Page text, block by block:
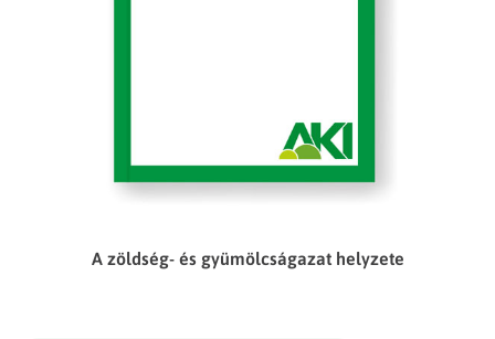
A zöldség- és gyümölcságazat helyzete